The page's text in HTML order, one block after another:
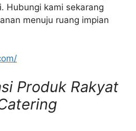
Hubungi kami sekarang
menuju ruang impian
Produk Rakyat